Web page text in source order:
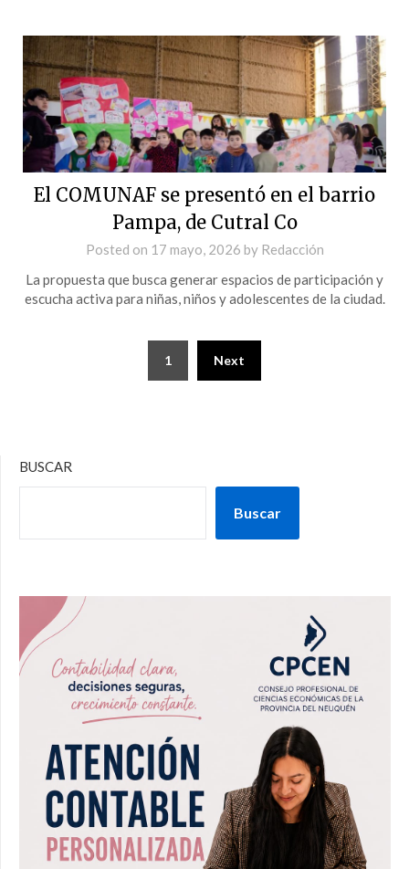
El COMUNAF se presentó en el barrio
Pampa, de Cutral Co
Posted on 17 mayo, 2026 by Redacción
La propuesta que busca generar espacios de participación y
escucha activa para niñas, niños y adolescentes de la ciudad.
1 Next
BUSCAR
Buscar